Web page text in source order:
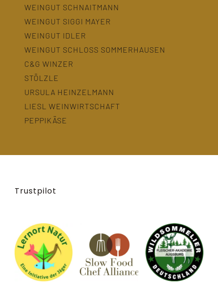
WEINGUT SCHNAITMANN
WEINGUT SIGGI MAYER
WEINGUT IDLER
WEINGUT SCHLOSS SOMMERHAUSEN
C&G WINZER
STÖLZLE
URSULA HEINZELMANN
LIESL WEINWIRTSCHAFT
PEPPIKÄSE
Trustpilot